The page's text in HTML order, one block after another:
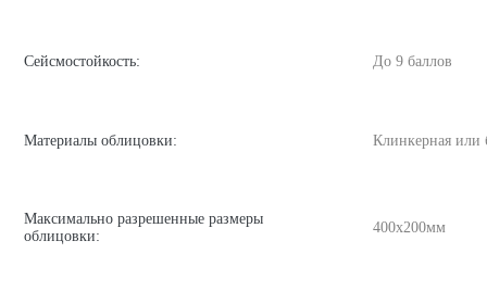
Сейсмостойкость: До 9 баллов
Материалы облицовки: Клинкерная или
Максимально разрешенные размеры
облицовки:
400х200мм